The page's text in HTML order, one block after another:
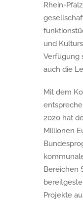
Rhein-
und
Verfügung
auch die
Mit dem
2020 hat
Millionen
Bereichen
Projekte